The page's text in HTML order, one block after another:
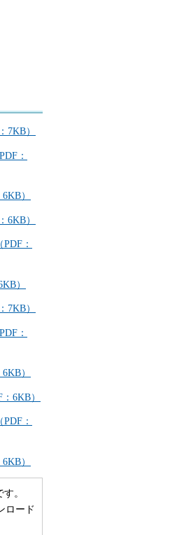
7KB）
：
）
6KB）
：
）
7KB）
：
）
6KB）
：
）
。
ロード